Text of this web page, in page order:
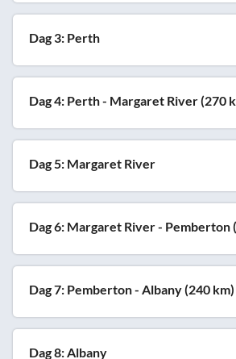
Dag 3: Perth
Dag 4: Perth - Margaret River (270
Dag 5: Margaret River
Dag 6: Margaret River - Pemberton
Dag 7: Pemberton - Albany (240 km)
Dag 8: Albany